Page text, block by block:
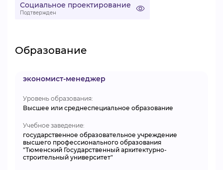
Социальное проектирование
Подтвержден
Образование
экономист-менеджер
Уровень образования:
Высшее или среднеспециальное образование
Учебное заведение:
государственное образовательное учреждение
высшего профессионального образования
"Тюменский Государственный архитектурно-
строительный университет"